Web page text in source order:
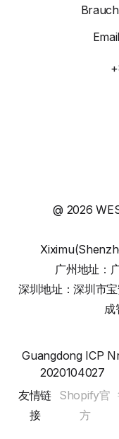
@ 2026
广州地址：
深圳地址：深圳市
成
Guangdong ICP
2020104027
友情链
接
Shopify官
方